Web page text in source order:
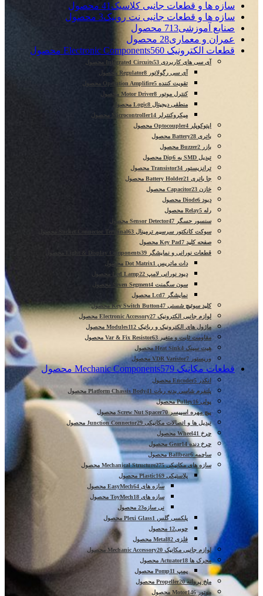
سازه ها و قطعات جانبی کلاسیک 41 محصول
سازه ها و قطعات جانبی نت روبیک3 محصول
صنایع آموزشی713 محصول
عمران و معماری28 محصول
قطعات الکترونیک Electronic Components 560 محصول
آی سی های کاربردی Integrated Circuits 53 محصول
آی سی رگولاتور Regulator 8 محصول
تقویت کننده Operation Amplifire 5 محصول
کنترل موتور Motor Driver 8 محصول
منطقی دیجیتال Logic 8 محصول
میکروکنترلر Microcontroller 14 محصول
اپتوکوپلر Optocoupler 4 محصول
باتری Battery 28 محصول
بازر Buzzer 2 محصول
تبدیل SMD به Dip
6 محصول
ترانزیستور Transistor 34 محصول
جا باتری Battery Holder 21 محصول
خازن Capacitor 23 محصول
دیود Diode 6 محصول
رله Relay 5 محصول
سنسور حسگر Sensor Detector 47 محصول
سوکت کانکتور سرسیم ترمینال Sucket Connector Terminal 63 محصول
صفحه کلید Key Pad 7 محصول
قطعات نورانی و نمایشگر Light & Display Components 39 محصول
دات ماتریس Dot Matrix 1 محصول
دیود نورانی لامپ Led Lamp 22 محصول
سون سگمنت Seven Segment 4 محصول
نمایشگر Lcd 7 محصول
کلید سوئیچ شستی Key Switch Button 47 محصول
لوازم جانبی الکترونیک Electronic Accessory 27 محصول
ماژول های الکترونیک و رباتیک Modules 112 محصول
مقاومت ثابت و متغیر Var & Fix Resistor63 محصول
هیت سینک Heat Sink 4 محصول
وریستور VDR Varistor 7 محصول
قطعات مکانیک Mechanic Components 579 محصول
انکدر Encoder 5 محصول
پلتفرم شاسی بدنه ربات Platform Chassis Body 41 محصول
پولی Pulley 16 محصول
پیچ مهره اسپیسر Screw Nut Spacer70 محصول
تبدیل ها و اتصالات مکانیکی Junction Connector 29 محصول
چرخ Wheel 41 محصول
چرخ دنده Gear14 محصول
ساچمه Ballbear6 محصول
سازه های مکانیکی Mechanical Structure275 محصول
پلاستیکی Plastic 169 محصول
سازه های EasyMech 64 محصول
سازه های ToyMech 18 محصول
نی سازه23 محصول
پلکسی گلس Plexi Glass 1 محصول
چوبی12 محصول
فلزی Metal 82 محصول
لوازم جانبی مکانیک Mechanic Accessory 20 محصول
محرک ها Actuator 18 محصول
پمپ Pomp 11 محصول
ملخ پروانه Propeller20 محصول
موتور Motor146 محصول